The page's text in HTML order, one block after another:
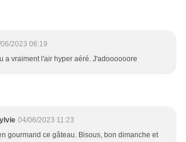
2023 06:19
a vraiment l'air hyper aéré. J'adoooooore
04/06/2023 11:23
gourmand ce gâteau. Bisous, bon dimanche et